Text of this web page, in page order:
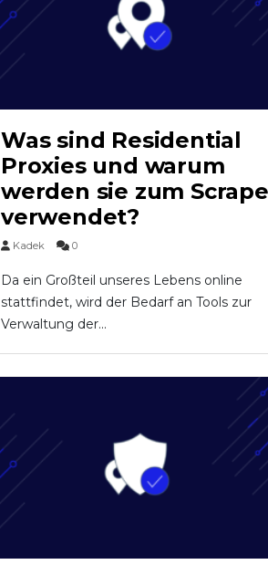
Was sind Residential
Proxies und warum
werden sie zum
verwendet?
Kadek 0
Da ein Großteil unseres Lebens online
stattfindet, wird der Bedarf an Tools zur
Verwaltung der...